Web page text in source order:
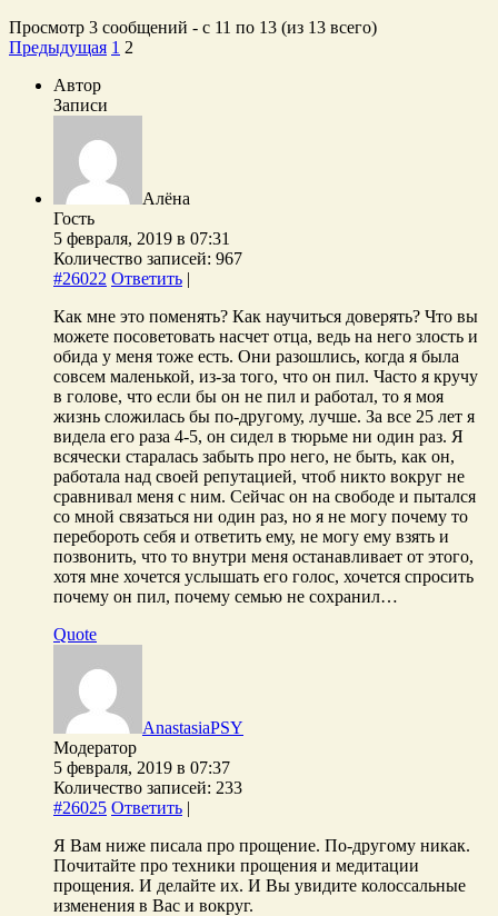
Просмотр 3 сообщений - с 11 по 13 (из 13 всего)
Предыдущая 1 2
Автор
Записи
Алёна
Гость
5 февраля, 2019 в 07:31
Количество записей: 967
#26022 Ответить |
Как мне это поменять? Как научиться доверять? Что вы
можете посоветовать насчет отца, ведь на него злость и
обида у меня тоже есть. Они разошлись, когда я была
совсем маленькой, из-за того, что он пил. Часто я кручу
в голове, что если бы он не пил и работал, то я моя
жизнь сложилась бы по-другому, лучше. За все 25 лет я
видела его раза 4-5, он сидел в тюрьме ни один раз. Я
всячески старалась забыть про него, не быть, как он,
работала над своей репутацией, чтоб никто вокруг не
сравнивал меня с ним. Сейчас он на свободе и пытался
со мной связаться ни один раз, но я не могу почему то
перебороть себя и ответить ему, не могу ему взять и
позвонить, что то внутри меня останавливает от этого,
хотя мне хочется услышать его голос, хочется спросить
почему он пил, почему семью не сохранил…
Quote
AnastasiaPSY
Модератор
5 февраля, 2019 в 07:37
Количество записей: 233
#26025 Ответить |
Я Вам ниже писала про прощение. По-другому никак.
Почитайте про техники прощения и медитации
прощения. И делайте их. И Вы увидите колоссальные
изменения в Вас и вокруг.